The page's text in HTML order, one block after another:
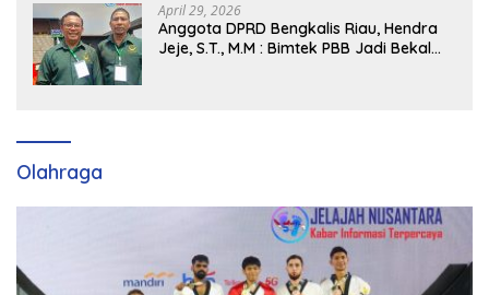
April 29, 2026
Anggota DPRD Bengkalis Riau, Hendra
Jeje, S.T., M.M : Bimtek PBB Jadi Bekal
Olahraga